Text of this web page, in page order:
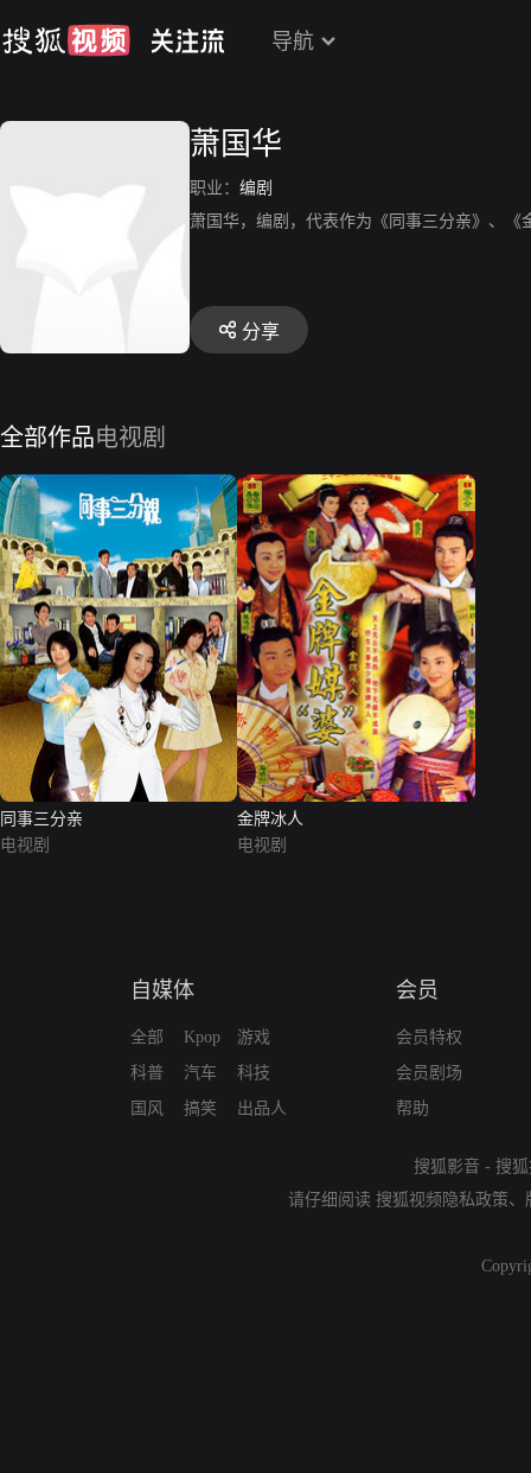
导航
萧国华
职业： 编剧
萧国华，编剧，代表作为《同事三分亲》、《
分享
全部作品电视剧
同事三分亲
电视剧
金牌冰人
电视剧
自媒体
全部
科普
国风
Kpop
汽车
搞笑
游戏
科技
出品人
会员
会员特权
会员剧场
帮助
搜狐影音 - 搜
请仔细阅读 搜狐视频隐私政策、